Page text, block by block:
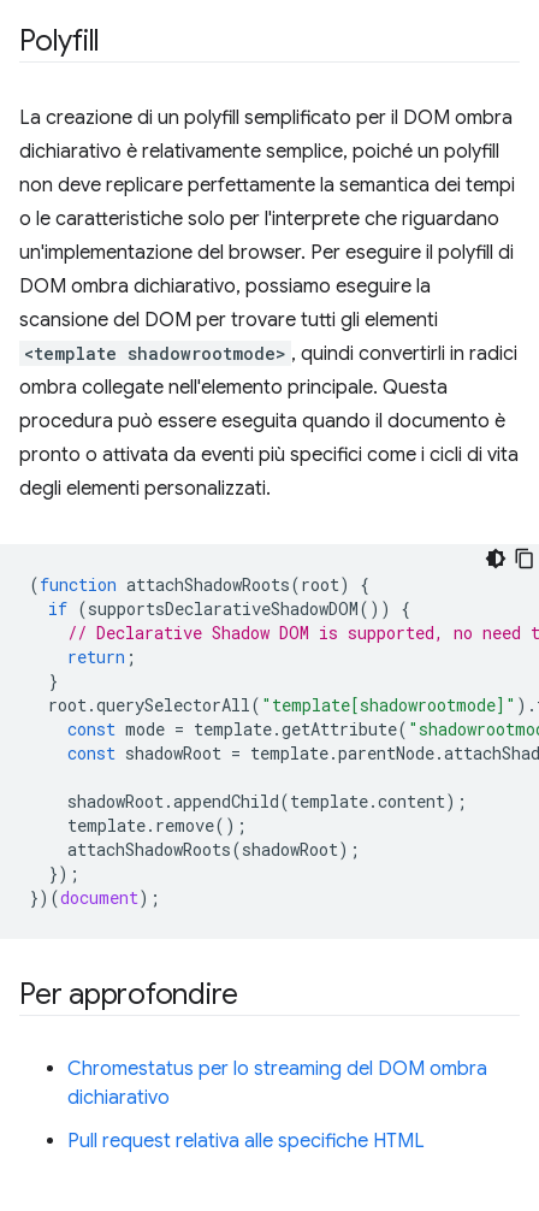
Polyfill
La creazione di un polyfill semplificato per il DOM ombra
dichiarativo è relativamente semplice, poiché un polyfill
non deve replicare perfettamente la semantica dei tempi
o le caratteristiche solo per l'interprete che riguardano
un'implementazione del browser. Per eseguire il polyfill di
DOM ombra dichiarativo, possiamo eseguire la
scansione del DOM per trovare tutti gli elementi
<template shadowrootmode> , quindi convertirli in radici
ombra collegate nell'elemento principale. Questa
procedura può essere eseguita quando il documento è
pronto o attivata da eventi più specifici come i cicli di vita
degli elementi personalizzati.
(function attachShadowRoots(root)
{
if (supportsDeclarativeShadowDOM())
{
// Declarative Shadow DOM is supported, no
return ;
}
root.querySelectorAll( "template[shadowrootmode]" ).
const mode = template.getAttribute(
const shadowRoot = template.parentNode.
shadowRoot.appendChild(template.content);
template. remove();
attachShadowRoots(shadowRoot);
});
})(document);
Per approfondire
Chromestatus per lo streaming del DOM ombra
dichiarativo
Pull request relativa alle specifiche HTML